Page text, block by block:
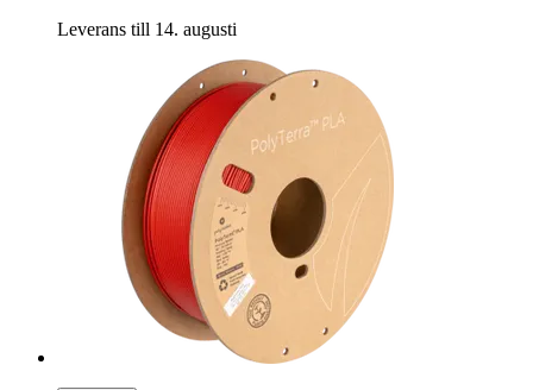
Leverans till 14. augusti